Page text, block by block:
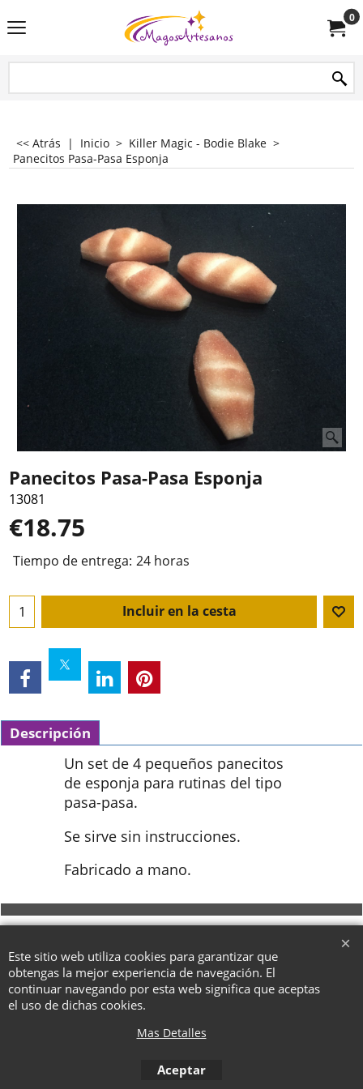
0
<< Atrás | Inicio > Killer Magic - Bodie Blake >
Panecitos Pasa-Pasa Esponja
Panecitos Pasa-Pasa Esponja
13081
€18.75
Tiempo de entrega: 24 horas
Incluir en la cesta
Descripción
Un set de 4 pequeños panecitos
de esponja para rutinas del tipo
pasa-pasa.
Se sirve sin instrucciones.
Fabricado a mano.
Este sitio web utiliza cookies para garantizar que
obtengas la mejor experiencia de navegación. El
continuar navegando por esta web significa que aceptas
el uso de dichas cookies.
Mas Detalles
Aceptar